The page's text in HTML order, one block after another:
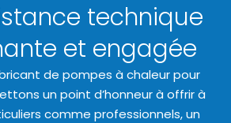
technique
et engagée
de pompes à chaleur pour
un point d’honneur à offrir à
comme professionnels, un